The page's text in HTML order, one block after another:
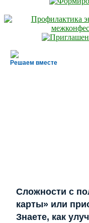
Решаем вместе
Сложности с
карты» или
Знаете, как